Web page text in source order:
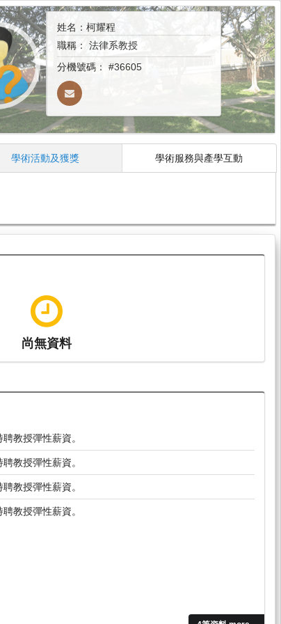
姓名：柯耀程
職稱： 法律系教授
分機號碼： #36605
學術活動及獲獎 學術服務與產學互動
尚無資料
教授彈性薪資。
教授彈性薪資。
教授彈性薪資。
教授彈性薪資。